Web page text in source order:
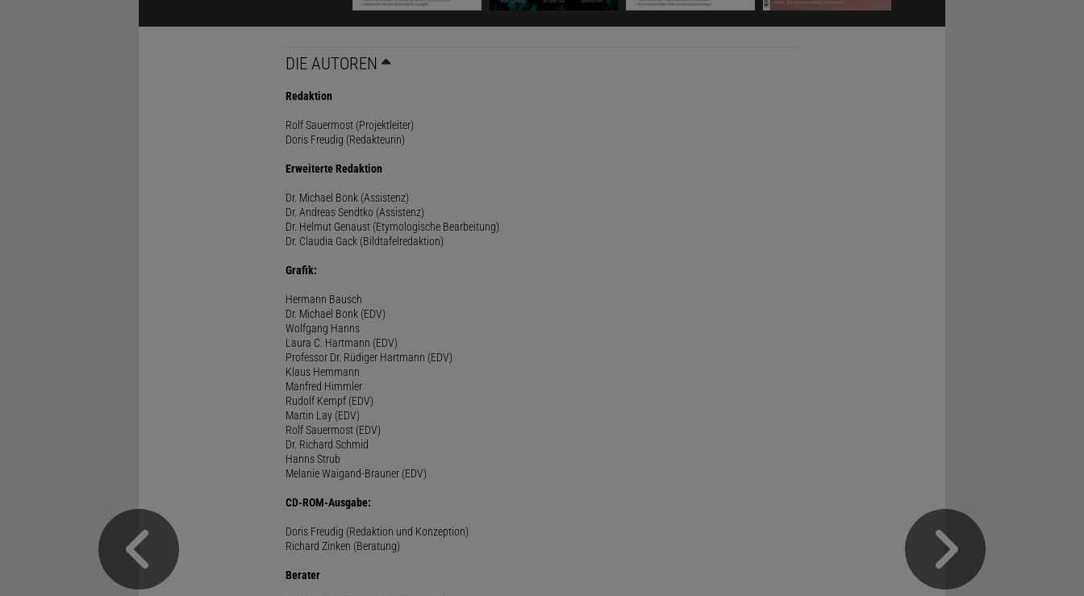
DIE AUTOREN
Redaktion
Rolf Sauermost (Projektleiter)
Doris Freudig (Redakteurin)
Erweiterte Redaktion
Dr. Michael Bonk (Assistenz)
Dr. Andreas Sendtko (Assistenz)
Dr. Helmut Genaust (Etymologische Bearbeitung)
Dr. Claudia Gack (Bildtafelredaktion)
Grafik:
Hermann Bausch
Dr. Michael Bonk (EDV)
Wolfgang Hanns
Laura C. Hartmann (EDV)
Professor Dr. Rüdiger Hartmann (EDV)
Klaus Hemmann
Manfred Himmler
Rudolf Kempf (EDV)
Martin Lay (EDV)
Rolf Sauermost (EDV)
Dr. Richard Schmid
Hanns Strub
Melanie Waigand-Brauner (EDV)
CD-ROM-Ausgabe:
Doris Freudig (Redaktion und Konzeption)
Richard Zinken (Beratung)
Berater